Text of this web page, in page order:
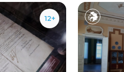
12+